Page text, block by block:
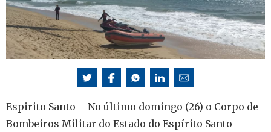
Espirito Santo – No último domingo (26) o Corpo de
Bombeiros Militar do Estado do Espírito Santo